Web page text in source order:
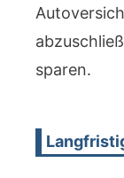
sparen.